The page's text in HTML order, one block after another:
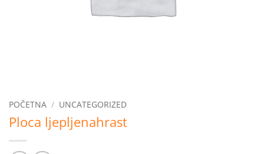
POČETNA / UNCATEGORIZED
Ploca ljepljenahrast